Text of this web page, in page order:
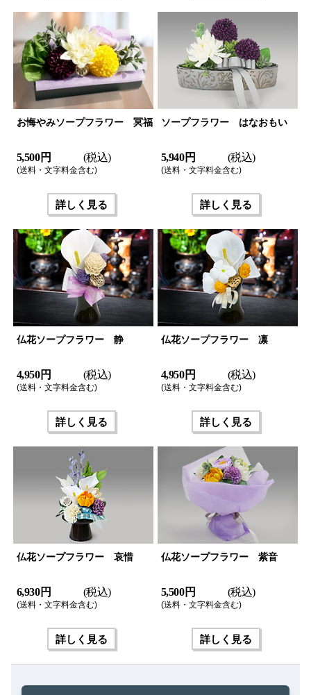
お悔やみソープフラワー 冥福
5,500 円 (税込)
(送料・文字料金含む)
詳しく見る
ソープフラワー はなおもい
5,940 円 (税込)
(送料・文字料金含む)
詳しく見る
仏花ソープフラワー 静
4,950 円 (税込)
(送料・文字料金含む)
詳しく見る
仏花ソープフラワー 凛
4,950 円 (税込)
(送料・文字料金含む)
詳しく見る
仏花ソープフラワー 哀惜
6,930 円 (税込)
(送料・文字料金含む)
詳しく見る
仏花ソープフラワー 紫音
5,500 円 (税込)
(送料・文字料金含む)
詳しく見る